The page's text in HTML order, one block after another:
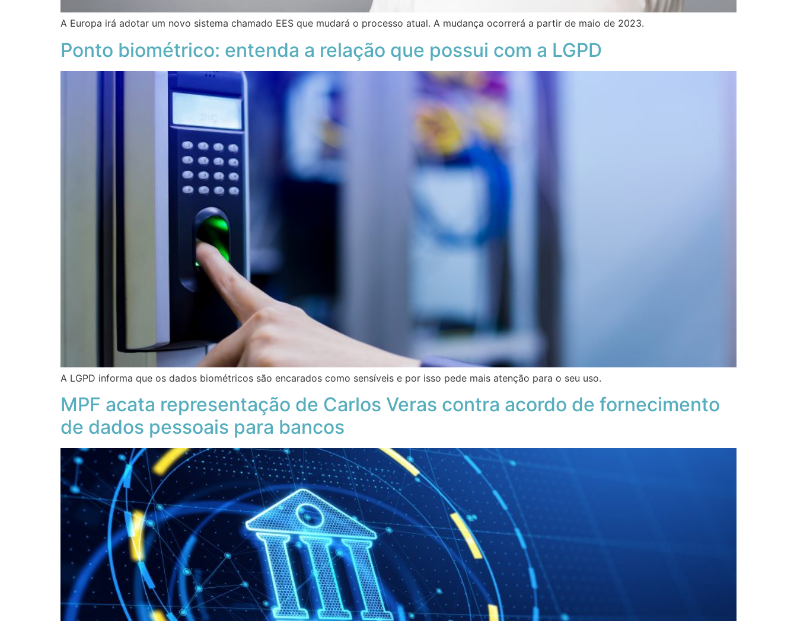
A Europa irá adotar um novo sistema chamado EES que mudará o processo atual. A mudança ocorrerá a partir de maio de 2023.
Ponto biométrico: entenda a relação que possui com a LGPD
A LGPD informa que os dados biométricos são encarados como sensíveis e por isso pede mais atenção para o seu uso.
MPF acata representação de Carlos Veras contra acordo de fornecimento
de dados pessoais para bancos